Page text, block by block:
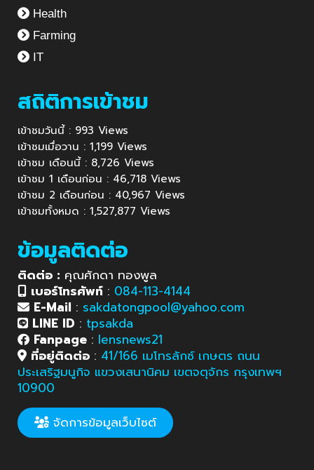
Health
Farming
IT
สถิติการเข้าชม
เข้าชมวันนี้ : 993 Views
เข้าชมเมื่อวาน : 1,199 Views
เข้าชม เดือนนี้ : 8,726 Views
เข้าชม 1 เดือนก่อน : 46,718 Views
เข้าชม 2 เดือนก่อน : 40,967 Views
เข้าชมทั้งหมด : 1,527,877 Views
ข้อมูลติดต่อ
ติดต่อ : คุณศักดา ทองพูล
เบอร์โทรศัพท์ : 084-113-4144
E-Mail : sakdatongpool@yahoo.com
LINE ID : tpsakda
Fanpage : lensnews21
ที่อยู่ติดต่อ : 41/166 เมโทรลักซ์ เกษตร ถนน
ประเสริฐมนูกิจ แขวงเสนานิคม เขตจตุจักร กรุงเทพฯ
10900
จัดการข้อมูลเว็บไซต์